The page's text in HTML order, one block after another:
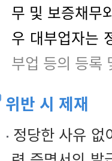
무 및 보증채무
우 대부업자는
부업 등의 등록
위반 시 제재
정당한 사유 없